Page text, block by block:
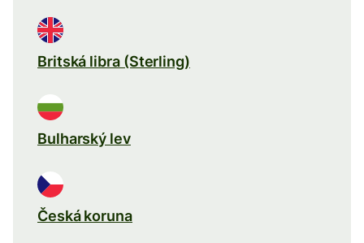
Britská libra (Sterling)
Bulharský lev
Česká koruna